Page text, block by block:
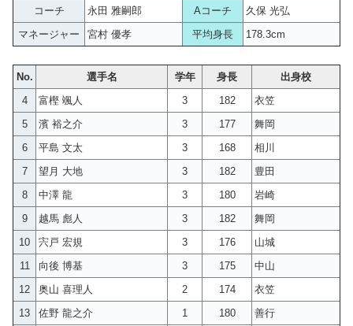
コーチ
永田 雅嗣郎 Aコーチ
久保 光弘
マネージャー
宮村 優孝 平均身長 178.3cm
No. 選手名 学年 身長
出身校
4
富樫 颯人 3 182
衣笠
5
濱 裕之介 3 177
舞岡
6
平島 文太 3 168
相川
7
望月 大地 3 182
豊田
8
中澤 龍 3 180
岩崎
9
越馬 彪人 3 182
舞岡
10
宍戸 宏規 3 176
山城
11
向後 博基 3 175
中山
12
奥山 喜理人 2 174
衣笠
13
佐野 龍之介 1 180
善行